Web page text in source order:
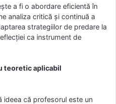
a fi o abordare eficientă în
analiza critică și continuă a
strategiilor de predare la
ca instrument de
teoretic aplicabil
ideea că profesorul este un